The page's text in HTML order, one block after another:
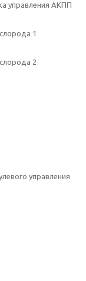
управления АКПП
1
2
управления